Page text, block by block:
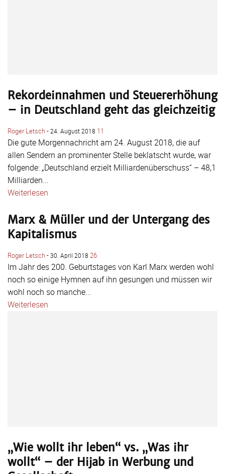
Rekordeinnahmen und Steuererhöhung
– in Deutschland geht das gleichzeitig
Roger Letsch-24. August 2018 11
Die gute Morgennachricht am 24. August 2018, die auf
allen Sendern an prominenter Stelle beklatscht wurde, war
folgende: „Deutschland erzielt Milliardenüberschuss“ – 48,1
Milliarden...
Weiterlesen
Marx & Müller und der Untergang des
Kapitalismus
Roger Letsch-30. April 2018 26
Im Jahr des 200. Geburtstages von Karl Marx werden wohl
noch so einige Hymnen auf ihn gesungen und müssen wir
wohl noch so manche...
Weiterlesen
„Wie wollt ihr leben“ vs. „Was ihr
wollt“ – der Hijab in Werbung und